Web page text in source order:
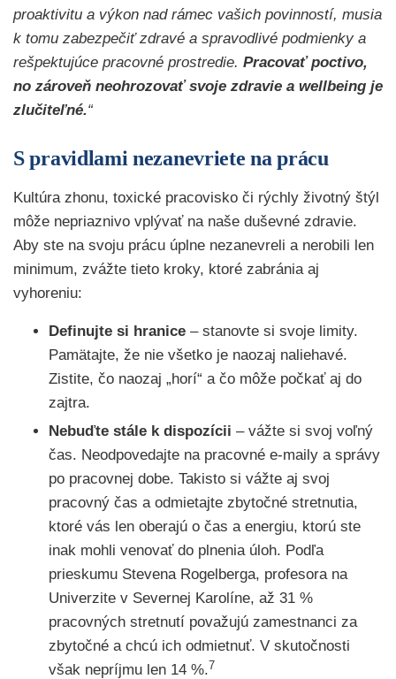
proaktivitu a výkon nad rámec vašich povinností, musia
k tomu zabezpečiť zdravé a spravodlivé podmienky a
rešpektujúce pracovné prostredie. Pracovať poctivo,
no zároveň neohrozovať svoje zdravie a wellbeing je
zlučiteľné.“
S pravidlami nezanevriete na prácu
Kultúra zhonu, toxické pracovisko či rýchly životný štýl
môže nepriaznivo vplývať na naše duševné zdravie.
Aby ste na svoju prácu úplne nezanevreli a nerobili len
minimum, zvážte tieto kroky, ktoré zabránia aj
vyhoreniu:
Definujte si hranice – stanovte si svoje limity.
Pamätajte, že nie všetko je naozaj naliehavé.
Zistite, čo naozaj „horí“ a čo môže počkať aj do
zajtra.
Nebuďte stále k dispozícii – vážte si svoj voľný
čas. Neodpovedajte na pracovné e-maily a správy
po pracovnej dobe. Takisto si vážte aj svoj
pracovný čas a odmietajte zbytočné stretnutia,
ktoré vás len oberajú o čas a energiu, ktorú ste
inak mohli venovať do plnenia úloh. Podľa
prieskumu Stevena Rogelberga, profesora na
Univerzite v Severnej Karolíne, až 31 %
pracovných stretnutí považujú zamestnanci za
zbytočné a chcú ich odmietnuť. V skutočnosti
však nepríjmu len 14 %.7